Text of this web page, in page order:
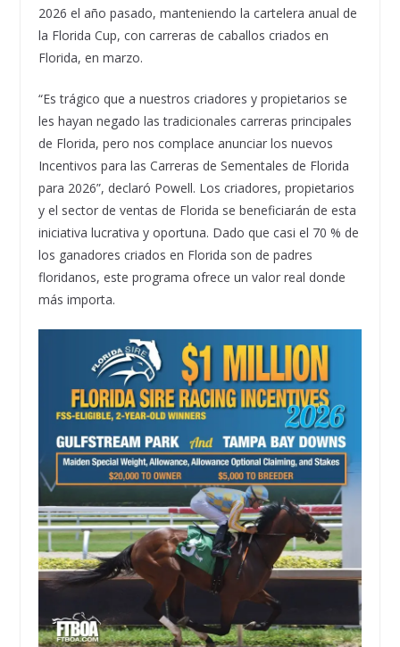
2026 el año pasado, manteniendo la cartelera anual de
la Florida Cup, con carreras de caballos criados en
Florida, en marzo.
“Es trágico que a nuestros criadores y propietarios se
les hayan negado las tradicionales carreras principales
de Florida, pero nos complace anunciar los nuevos
Incentivos para las Carreras de Sementales de Florida
para 2026”, declaró Powell. Los criadores, propietarios
y el sector de ventas de Florida se beneficiarán de esta
iniciativa lucrativa y oportuna. Dado que casi el 70 % de
los ganadores criados en Florida son de padres
floridanos, este programa ofrece un valor real donde
más importa.